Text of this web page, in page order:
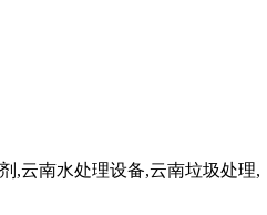
,云南水处理设备,云南垃圾处理,